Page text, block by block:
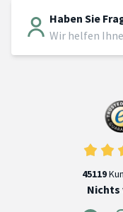
Haben Sie
Wir helfen
45119
Nichts